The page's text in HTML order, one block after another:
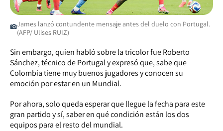
James lanzó contundente mensaje antes del duelo con Portugal.
(AFP/ Ulises RUIZ)
Sin embargo, quien habló sobre la tricolor fue Roberto
Sánchez, técnico de Portugal y expresó que, sabe que
Colombia tiene muy buenos jugadores y conocen su
emoción por estar en un Mundial.
Por ahora, solo queda esperar que llegue la fecha para este
gran partido y sí, saber en qué condición están los dos
equipos para el resto del mundial.